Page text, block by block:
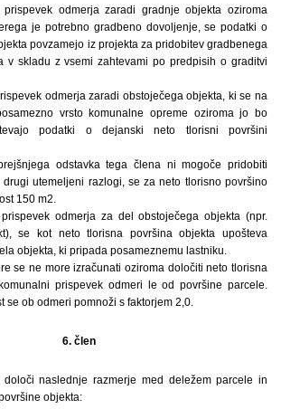
odmerja zaradi gradnje objekta oziroma
je potrebno gradbeno dovoljenje, se podatki o
povzamejo iz projekta za pridobitev gradbenega
v skladu z vsemi zahtevami po predpisih o graditvi
odmerja zaradi obstoječega objekta, ki se na
vrsto komunalne opreme oziroma jo bo
podatki o dejanski neto tlorisni površini
odstavka tega člena ni mogoče pridobiti
utemeljeni razlogi, se za neto tlorisno površino
150 m2.
odmerja za del obstoječega objekta (npr.
se kot neto tlorisna površina objekta upošteva
objekta, ki pripada posameznemu lastniku.
se ne more izračunati oziroma določiti neto tlorisna
prispevek odmeri le od površine parcele.
se ob odmeri pomnoži s faktorjem 2,0.
6. člen
naslednje razmerje med deležem parcele in
objekta: